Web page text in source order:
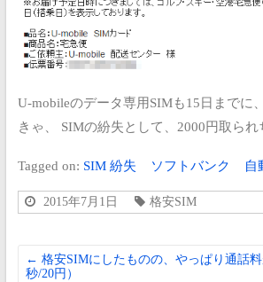
U-mobileのデータ専用SIMも15日までに
きゃ、
SIMの紛失として、2000円取られ
Tagged on: SIM 紛失 ソフトバンク 自
2015年7月1日 格安SIM
← 格安SIMにしたものの、やっぱり通話
秒/20円）